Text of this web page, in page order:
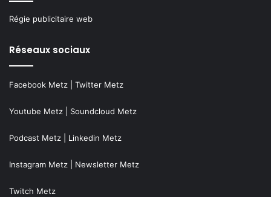
Régie publicitaire web
Réseaux sociaux
Facebook Metz Twitter Metz
Youtube Metz Soundcloud Metz
Podcast Metz Linkedin Metz
Instagram Metz Newsletter Metz
Twitch Metz